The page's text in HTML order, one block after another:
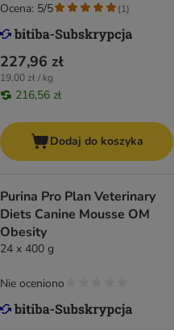
227,96 zł
19,00 zł / kg
216,56 zł
Ocena: 5/5 (1)
Dodaj do koszyka
Purina Pro Plan Veterinary
Diets Canine Mousse OM
Obesity
24 x 400 g
Nie oceniono